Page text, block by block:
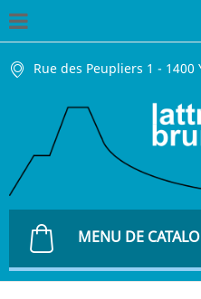
Rue des Peupliers 1 -
MENU DE